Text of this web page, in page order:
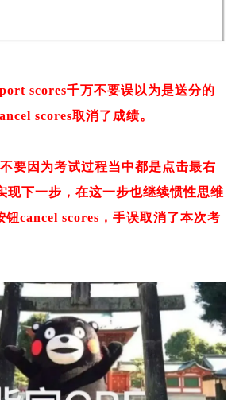
scores千万不要误以为是送分的
scores取消了成绩。
要因为考试过程当中都是点击最右
现下一步，在这一步也继续惯性思维
钮cancel scores，手误取消了本次考